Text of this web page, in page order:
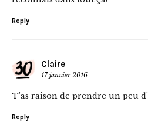
Reply
Claire
17 janvier 2016
T’as raison de prendre un peu
Reply